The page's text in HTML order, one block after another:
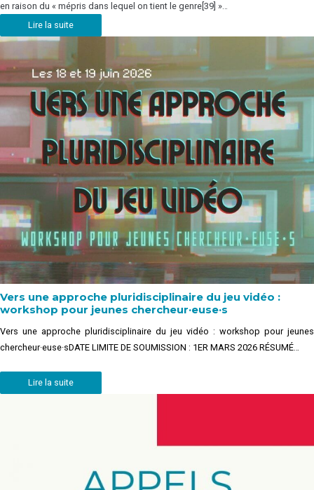
en raison du « mépris dans lequel on tient le genre[39] »…
Lire la suite
Vers une approche pluridisciplinaire du jeu vidéo :
workshop pour jeunes chercheur·euse·s
Vers une approche pluridisciplinaire du jeu vidéo : workshop pour jeunes
chercheur·euse·sDATE LIMITE DE SOUMISSION : 1ER MARS 2026 RÉSUMÉ…
Lire la suite